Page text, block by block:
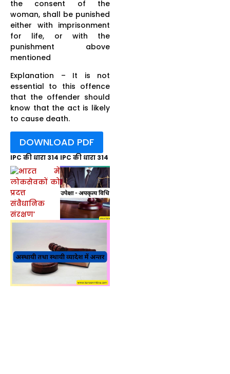
the consent of the
woman, shall be punished
either with imprisonment
for life, or with the
punishment above
mentioned
Explanation – It is not
essential to this offence
that the offender should
know that the act is likely
to cause death.
DOWNLOAD PDF
IPC की धारा 314 IPC की धारा 314